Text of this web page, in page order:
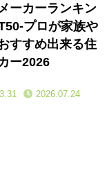
ーカーランキン
プロが家族や
すすめ出来る住
ー2026
2026.07.24